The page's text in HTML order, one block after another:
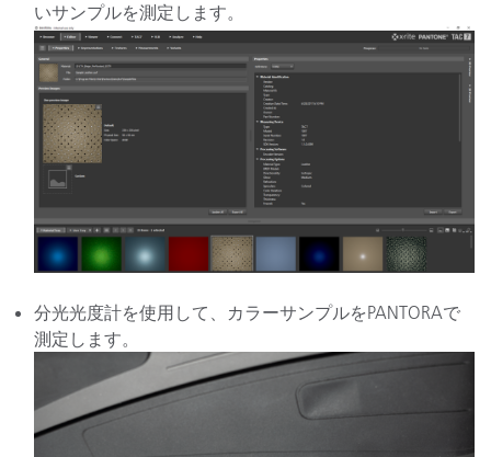
いサンプルを測定します。
分光光度計を使用して、カラーサンプルをPANTORAで
測定します。